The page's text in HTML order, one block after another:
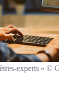
experts » ©